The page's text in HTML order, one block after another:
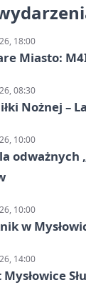
18:00
Miasto:
08:30
Nożnej –
10:00
odważnych
10:00
w
14:00